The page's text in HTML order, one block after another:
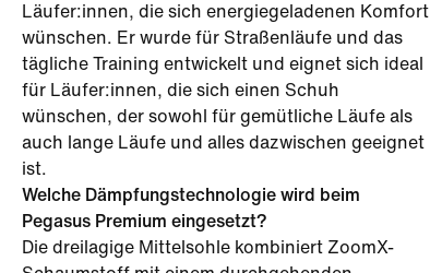
Läufer:innen, die sich energiegeladenen Komfort
wünschen. Er wurde für Straßenläufe und das
tägliche Training entwickelt und eignet sich ideal
für Läufer:innen, die sich einen Schuh
wünschen, der sowohl für gemütliche Läufe als
auch lange Läufe und alles dazwischen geeignet
ist.
Welche Dämpfungstechnologie wird beim
Pegasus Premium eingesetzt?
Die dreilagige Mittelsohle kombiniert ZoomX-